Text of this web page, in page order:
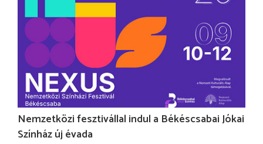
Nemzetközi fesztivállal indul a Békéscsabai Jókai
Színház új évada